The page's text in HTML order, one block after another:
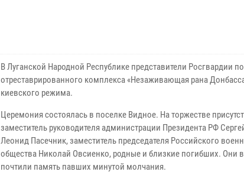
В Луганской Народной Республике представители Росгвардии
отреставрированного комплекса «Незаживающая рана
киевского режима.
Церемония состоялась в поселке Видное. На торжестве
заместитель руководителя администрации Президента РФ
Леонид Пасечник, заместитель председателя Российского
общества Николай Овсиенко, родные и близкие погибших. Они
почтили память павших минутой молчания.